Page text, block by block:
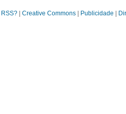
Creative Commons Publicidade